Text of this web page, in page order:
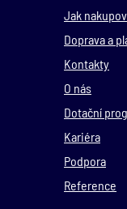
Jak
Doprava a
Kontakty
O nás
Dotační
Kariéra
Podpora
Reference